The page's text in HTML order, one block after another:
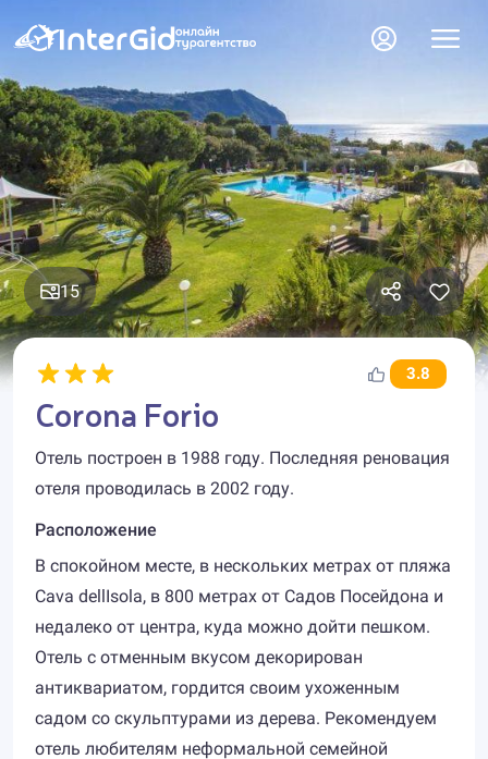
15
3.8
Corona Forio
Отель построен в 1988 году. Последняя реновация
отеля проводилась в 2002 году.
Расположение
В спокойном месте, в нескольких метрах от пляжа
Cava dellIsola, в 800 метрах от Садов Посейдона и
недалеко от центра, куда можно дойти пешком.
Отель с отменным вкусом декорирован
антиквариатом, гордится своим ухоженным
садом со скульптурами из дерева. Рекомендуем
отель любителям неформальной семейной